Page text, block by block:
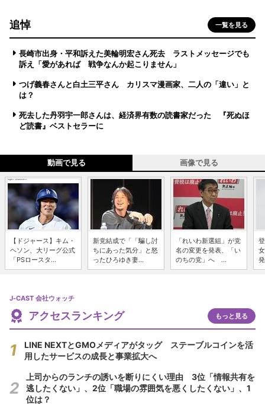
追悼 一覧を見る
長崎市出身・平和訴えた美輪明宏さん死去 ラストメッセージでも
訴え「愛があれば 戦争なんか起こりません」
つげ義春さんと白土三平さん カリスマ漫画家、二人の「違い」と
は？
死去した丹羽宇一郎さんは、経済界有数の読書家だった 『死ぬほ
ど読書』ベストセラーに
動画で見る 画像で見る
【ドジャース】キム・
ヘソン、大リーグ公式
「PSロースタ...
新党結成で「「騙し討
ちにあった気分」と怒
ったひろゆき妻...
「れいわ新選組」が党
名の変更を発表、「い
のちの党」へ ...
J-CAST 会社ウォッチ
アクセスランキング もっと見る
LINE NEXTとGMOメディアがタッグ ステーブルコインを活
用したサービスの成長と事業拡大へ
上司からのランチの誘いを断りにくい理由 3位「情報共有を
逃したくない」、2位「職場の雰囲気を悪くしたくない」、1
位は？